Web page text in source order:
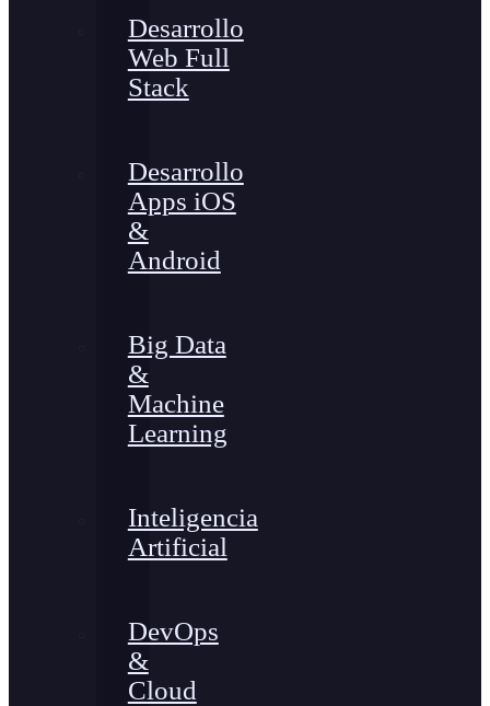
Desarrollo
Web Full
Stack
Desarrollo
Apps iOS
&
Android
Big Data
&
Machine
Learning
Inteligencia
Artificial
DevOps
&
Cloud